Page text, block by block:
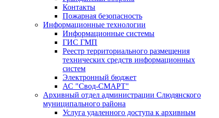
Контакты
Пожарная безопасность
Информационные технологии
Информационные системы
ГИС ГМП
Реестр территориального размещения
технических средств информационных
систем
Электронный бюджет
АС "Свод-СМАРТ"
Архивный отдел администрации Слюдянского
муниципального района
Услуга удаленного доступа к архивным